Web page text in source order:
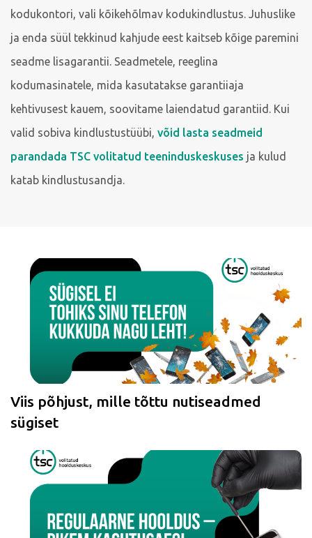
kodukontori, vali kõikehõlmav kodukindlustus. Juhuslike
ja enda süül tekkinud kahjude eest kaitseb kõige paremini
seadme lisagarantii. Seadmetele, reeglina
kodumasinatele, mida kasutatakse garantiiaja
kehtivusest kauem, soovitame laiendatud garantiid. Kui
valid sobiva kindlustustüübi, võid lasta seadmeid
parandada TSC volitatud teeninduskeskuses ja kulud
katab kindlustusandja.
Viis põhjust, mille tõttu nutiseadmed
sügiset